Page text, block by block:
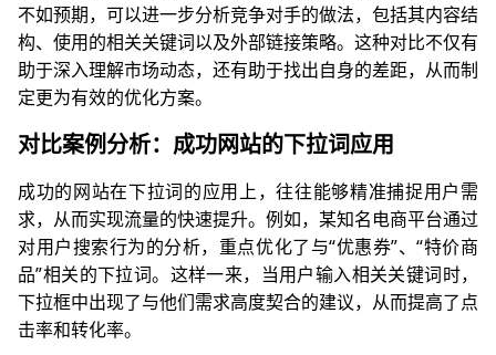
不如预期，可以进一步分析竞争对手的做法，包括其内容结
构、使用的相关关键词以及外部链接策略。这种对比不仅有
助于深入理解市场动态，还有助于找出自身的差距，从而制
定更为有效的优化方案。
对比案例分析：成功网站的下拉词应用
成功的网站在下拉词的应用上，往往能够精准捕捉用户需
求，从而实现流量的快速提升。例如，某知名电商平台通过
对用户搜索行为的分析，重点优化了与“优惠券”、“特价商
品”相关的下拉词。这样一来，当用户输入相关关键词时，
下拉框中出现了与他们需求高度契合的建议，从而提高了点
击率和转化率。